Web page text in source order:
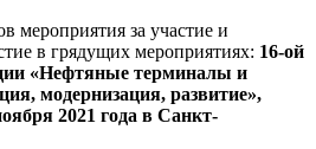
мероприятия за участие и
в грядущих мероприятиях: 16-ой
«Нефтяные терминалы и
модернизация, развитие»,
2021 года в Санкт-